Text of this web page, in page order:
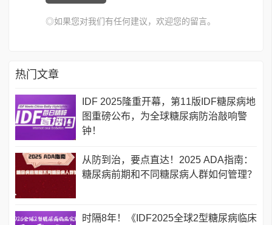
◎如果您对我们有任何建议，欢迎您的留言。
热门文章
IDF 2025隆重开幕，第11版IDF糖尿病地
图重磅公布，为全球糖尿病防治敲响警
钟！
从防到治，要点直达！2025 ADA指南：
糖尿病前期和不同糖尿病人群如何管理？
时隔8年！《IDF2025全球2型糖尿病临床